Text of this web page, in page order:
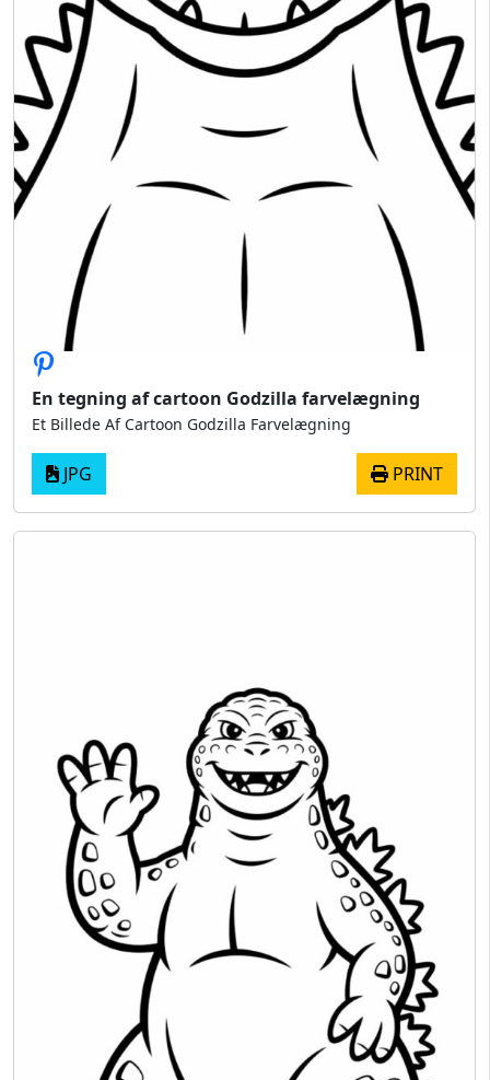
En tegning af cartoon Godzilla farvelægning
Et Billede Af Cartoon Godzilla Farvelægning
JPG PRINT